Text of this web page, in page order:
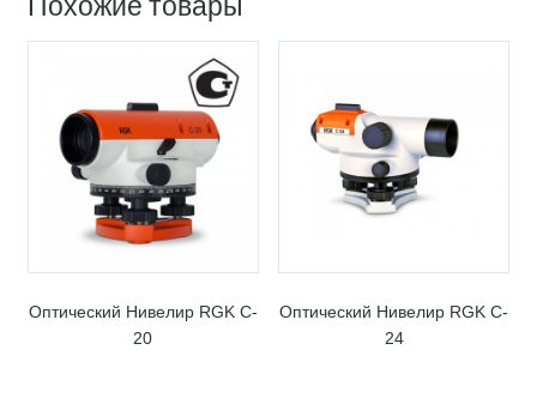
Оптический Нивелир RGK C-
20
Оптический Нивелир RGK C-
24